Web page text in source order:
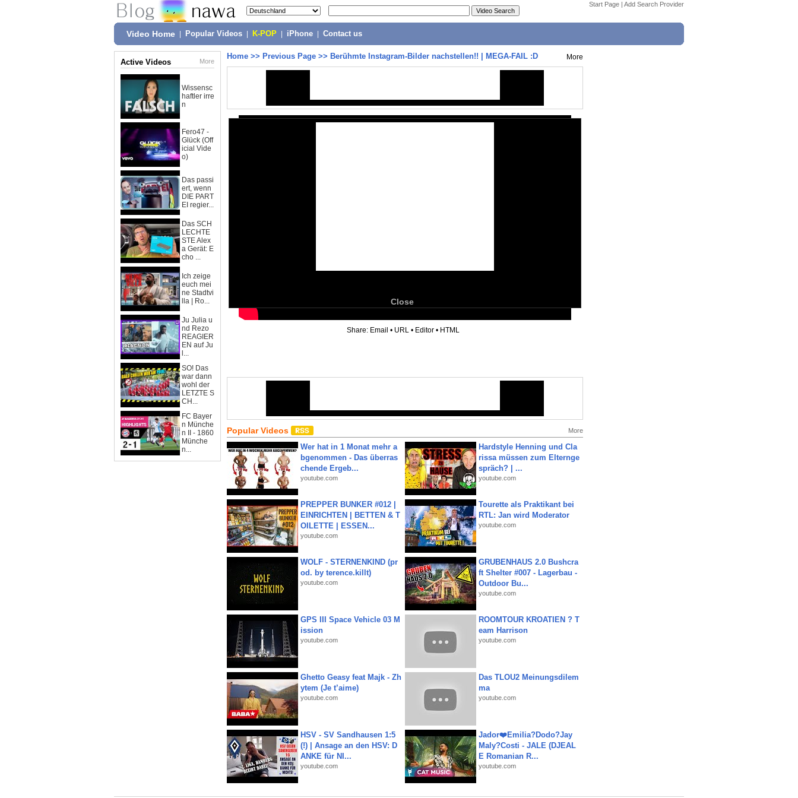
Start Page | Add Search Provider
Video Home Popular Videos K-POP iPhone Contact us
Active Videos More
Wissensc
haftler irre
n
Fero47 -
Glück (Off
icial Vide
o)
Das passi
ert, wenn
DIE PART
EI regier...
Das SCH
LECHTE
STE Alex
a Gerät: E
cho ...
Ich zeige
euch mei
ne Stadtvi
lla | Ro...
Ju Julia u
nd Rezo
REAGIER
EN auf Ju
l...
SO! Das
war dann
wohl der
LETZTE S
CH...
FC Bayer
n Münche
n II - 1860
Münche
n...
Home >> Previous Page >> Berühmte Instagram-Bilder nachstellen!! | MEGA-FAIL :D More
Close
Share: Email • URL • Editor • HTML
Popular Videos More
Wer hat in 1 Monat mehr a
bgenommen - Das überras
chende Ergeb...
youtube.com
Hardstyle Henning und Cla
rissa müssen zum Elternge
spräch? | ...
youtube.com
PREPPER BUNKER #012 |
EINRICHTEN | BETTEN & T
OILETTE | ESSEN...
youtube.com
Tourette als Praktikant bei
RTL: Jan wird Moderator
youtube.com
WOLF - STERNENKIND (pr
od. by terence.killt)
youtube.com
GRUBENHAUS 2.0 Bushcra
ft Shelter #007 - Lagerbau -
Outdoor Bu...
youtube.com
GPS III Space Vehicle 03 M
ission
youtube.com
ROOMTOUR KROATIEN ? T
eam Harrison
youtube.com
Ghetto Geasy feat Majk - Zh
ytem (Je t’aime)
youtube.com
Das TLOU2 Meinungsdilem
ma
youtube.com
HSV - SV Sandhausen 1:5
(!) | Ansage an den HSV: D
ANKE für NI...
youtube.com
Jador❤️Emilia?Dodo?Jay
Maly?Costi - JALE (DJEAL
E Romanian R...
youtube.com